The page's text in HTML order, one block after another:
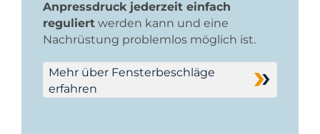
Anpressdruck jederzeit einfach
reguliert werden kann und eine
Nachrüstung problemlos möglich ist.
Mehr über Fensterbeschläge
erfahren